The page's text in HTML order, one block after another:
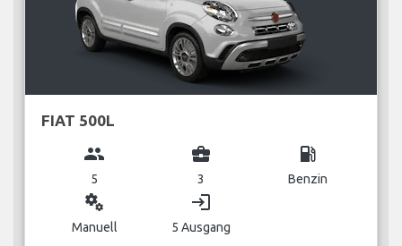
FIAT 500L
group
5
business_center
3
local_gas_station
Benzin
miscellaneous_services
Manuell
login
5 Ausgang